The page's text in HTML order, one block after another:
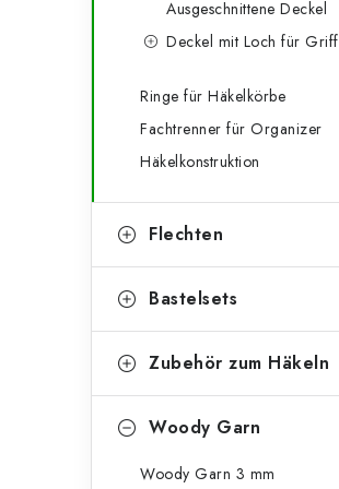
s
e
Ausgeschnittene Deckel
Deckel mit Loch für Griff
Ringe für Häkelkörbe
Fachtrenner für Organizer
Häkelkonstruktion
Flechten
Bastelsets
Zubehör zum Häkeln
Woody Garn
Woody Garn 3 mm